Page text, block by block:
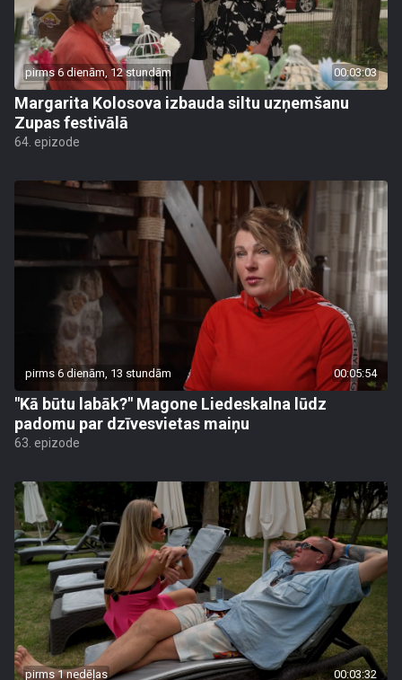
pirms 6 dienām, 12 stundām 00:03:03
Margarita Kolosova izbauda siltu uzņemšanu
Zupas festivālā
64. epizode
pirms 6 dienām, 13 stundām 00:05:54
"Kā būtu labāk?" Magone Liedeskalna lūdz
padomu par dzīvesvietas maiņu
63. epizode
pirms 1 nedēļas 00:03:32